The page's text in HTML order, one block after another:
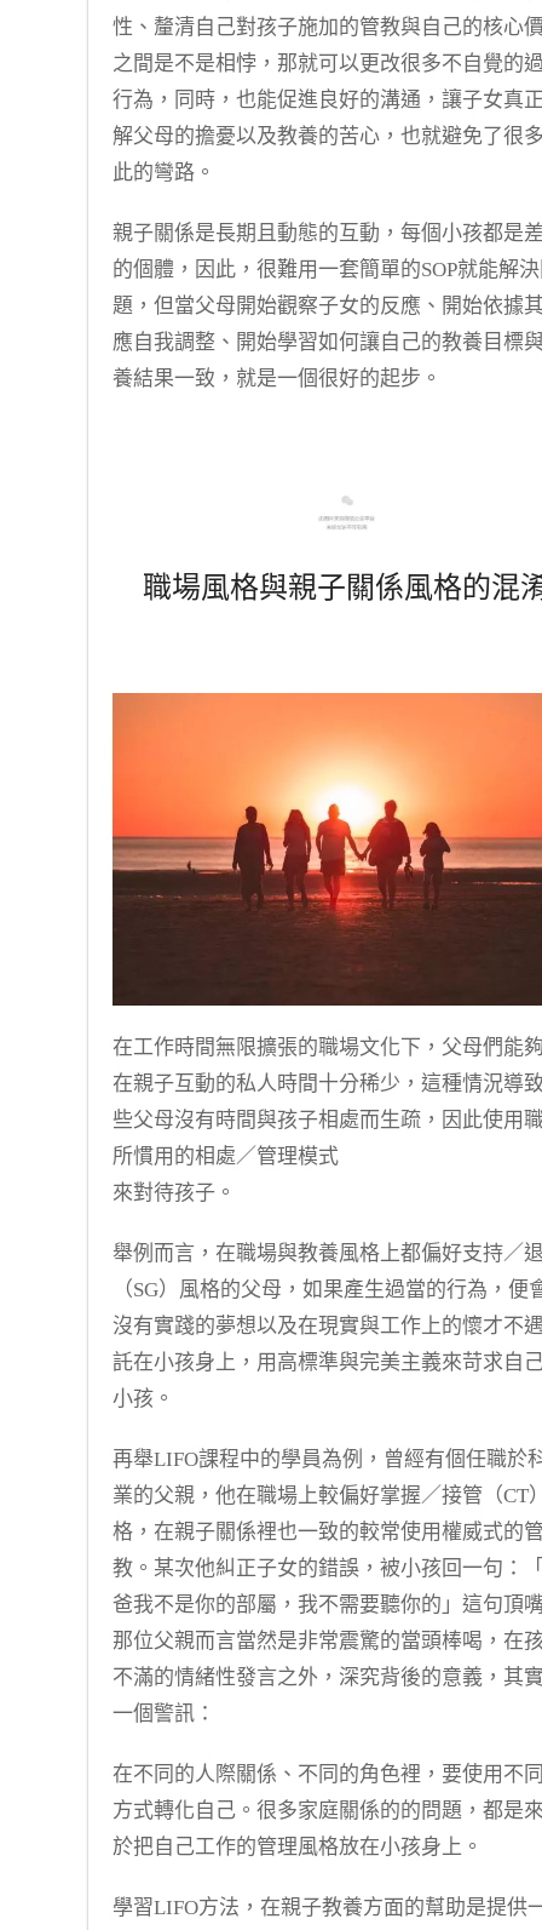
性、釐清自己對孩子施加的管教與自己的核心
之間是不是相悖，那就可以更改很多不自覺的
行為，同時，也能促進良好的溝通，讓子女真
解父母的擔憂以及教養的苦心，也就避免了很
此的彎路。
親子關係是長期且動態的互動，每個小孩都是
的個體，因此，很難用一套簡單的SOP就能解
題，但當父母開始觀察子女的反應、開始依據
應自我調整、開始學習如何讓自己的教養目標
養結果一致，就是一個很好的起步。
職場風格與親子關係風格的混
在工作時間無限擴張的職場文化下，父母們能
在親子互動的私人時間十分稀少，這種情況導
些父母沒有時間與孩子相處而生疏，因此使用
所慣用的相處／管理模式
來對待孩子。
舉例而言，在職場與教養風格上都偏好支持／
（SG）風格的父母，如果產生過當的行為，便
沒有實踐的夢想以及在現實與工作上的懷才不
託在小孩身上，用高標準與完美主義來苛求自
小孩。
再舉LIFO課程中的學員為例，曾經有個任職於
業的父親，他在職場上較偏好掌握／接管（CT
格，在親子關係裡也一致的較常使用權威式的
教。某次他糾正子女的錯誤，被小孩回一句：
爸我不是你的部屬，我不需要聽你的」這句頂
那位父親而言當然是非常震驚的當頭棒喝，在
不滿的情緒性發言之外，深究背後的意義，其
一個警訊：
在不同的人際關係、不同的角色裡，要使用不
方式轉化自己。很多家庭關係的的問題，都是
於把自己工作的管理風格放在小孩身上。
學習LIFO方法，在親子教養方面的幫助是提供